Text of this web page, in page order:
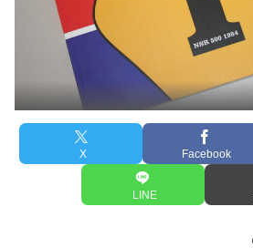
X Facebook
LINE